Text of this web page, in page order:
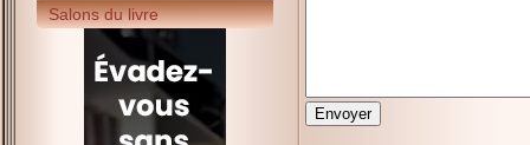
Salons du livre